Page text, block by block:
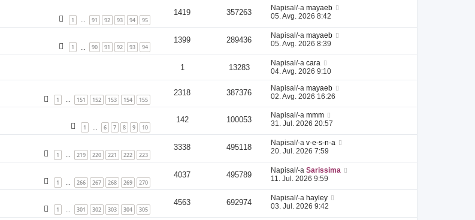
1 91 92 93 94 95
1419 357263 Napisal/-a mayaeb
05. Avg. 2026 8:42
1 90 91 92 93 94
1399 289436 Napisal/-a mayaeb
05. Avg. 2026 8:39
1 13283 Napisal/-a cara
04. Avg. 2026 9:10
1 … 151 152 153 154 155
2318 387376 Napisal/-a mayaeb
02. Avg. 2026 16:26
1 … 6 7 8 9 10
142 100053 Napisal/-a mmm
31. Jul. 2026 20:57
1 219 220 221 222 223
3338 495118 Napisal/-a v-e-s-n-a
20. Jul. 2026 7:59
1 266 267 268 269 270
4037 495789 Napisal/-a Sarissima
11. Jul. 2026 9:59
1 301 302 303 304 305
4563 692974 Napisal/-a hayley
03. Jul. 2026 9:42